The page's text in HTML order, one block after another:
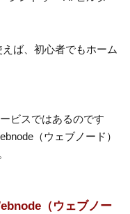
ば、初心者でもホーム
ビスではあるのです
（ウェブノード）
（ウェブノー